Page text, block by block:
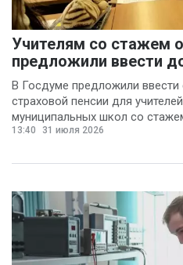
Учителям со стажем
предложили ввести
В Госдуме предложили
страховой пенсии для
муниципальных школ со
13:40 31 июля 2026